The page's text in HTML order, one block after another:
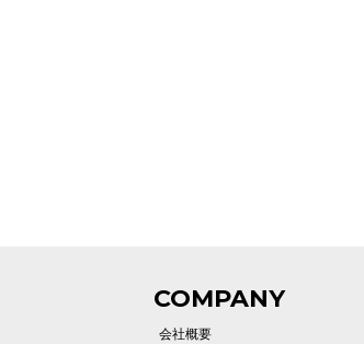
COMPANY
会社概要